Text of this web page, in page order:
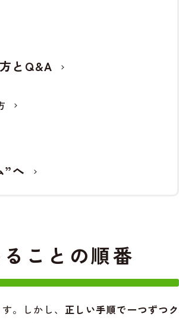
とQ&A
”へ
ことの順番
。しかし、 正しい手順で一つずつク